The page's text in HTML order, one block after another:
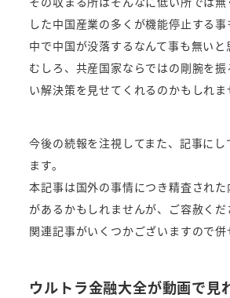
した中国産業の多くが機能停止する
中で中国が没落するなんて事も無いと
むしろ、共産国家ならではの剛腕を
い解決策を見せてくれるのかもしれま
今後の続報を注視してまた、記事に
ます。
本記事は国外の事情につき精査され
があるかもしれませんが、ご容赦くだ
関連記事がいくつかございますので併
ウルトラ金融大全が動画で見